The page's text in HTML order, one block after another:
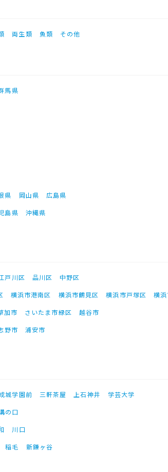
両生類 魚類 その他
馬県
県 岡山県
広島県
島県 沖縄県
戸川区 品川区
中野区
横浜市港南区 横浜市鶴見区 横浜市戸塚区
横
加市 さいたま市緑区
越谷市
野市 浦安市
城学園前 三軒茶屋 上石神井
学芸大学
の口
川口
稲毛 新鎌ヶ谷